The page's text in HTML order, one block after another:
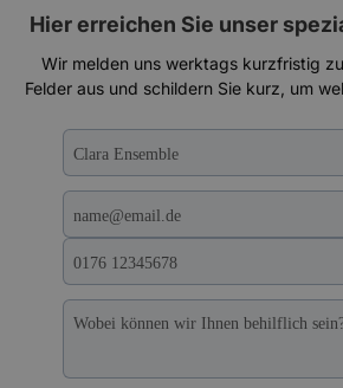
Hier erreichen Sie unser
Wir melden uns werktags kurzfristig
Felder aus und schildern Sie kurz, um